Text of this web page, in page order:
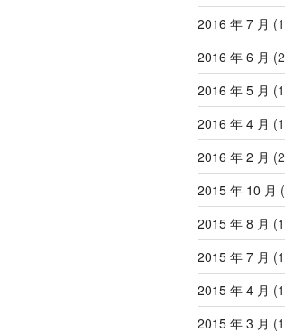
2016 年 7 月
2016 年 6 月
2016 年 5 月
2016 年 4 月
2016 年 2 月
2015 年 10 月
2015 年 8 月
2015 年 7 月
2015 年 4 月
2015 年 3 月